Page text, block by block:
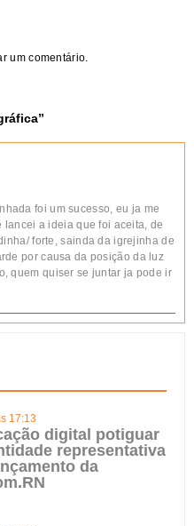
um comentário.
”
foi um sucesso, eu ja me
a ideia que foi aceita, de
forte, sainda da igrejinha de
por causa da posição da luz
quem quiser se juntar ja pode ir
17:13
digital potiguar
representativa
da